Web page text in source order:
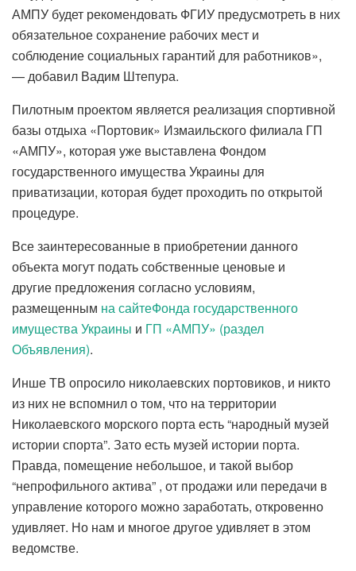
АМПУ будет рекомендовать ФГИУ предусмотреть в них
обязательное сохранение рабочих мест и
соблюдение социальных гарантий для работников»,
— добавил Вадим Штепура.
Пилотным проектом является реализация спортивной
базы отдыха «Портовик» Измаильского филиала ГП
«АМПУ», которая уже выставлена ​​Фондом
государственного имущества Украины для
приватизации, которая будет проходить по открытой
процедуре.
Все заинтересованные в приобретении данного
объекта могут подать собственные ценовые и
другие предложения согласно условиям,
размещенным на сайтеФонда государственного
имущества Украины и ГП «АМПУ» (раздел
Объявления).
Инше ТВ опросило николаевских портовиков, и никто
из них не вспомнил о том, что на территории
Николаевского морского порта есть “народный музей
истории спорта”. Зато есть музей истории порта.
Правда, помещение небольшое, и такой выбор
“непрофильного актива” , от продажи или передачи в
управление которого можно заработать, откровенно
удивляет. Но нам и многое другое удивляет в этом
ведомстве.